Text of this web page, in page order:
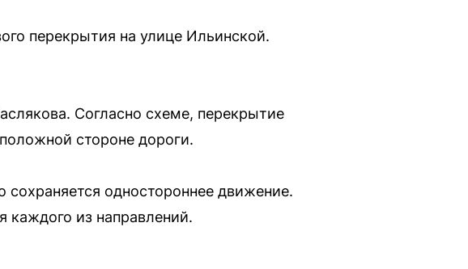
перекрытия на улице Ильинской.
Согласно схеме, перекрытие
стороне дороги.
одностороннее движение.
каждого из направлений.